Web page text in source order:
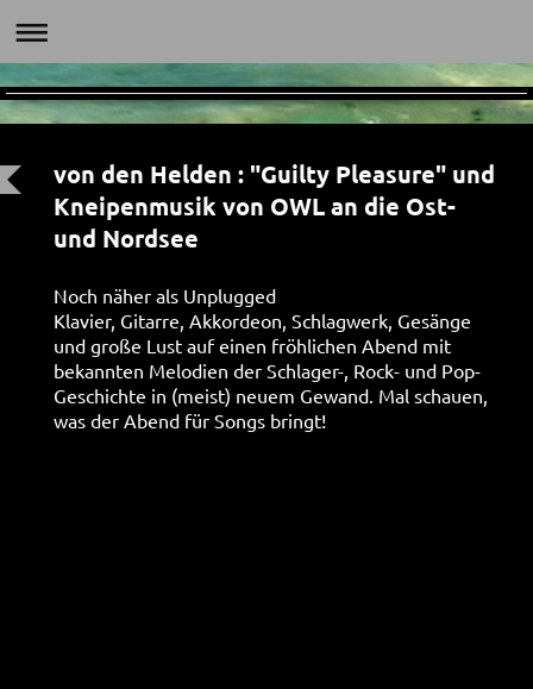
von den Helden : "Guilty Pleasure" und
Kneipenmusik von OWL an die Ost-
und Nordsee
Noch näher als Unplugged
Klavier, Gitarre, Akkordeon, Schlagwerk, Gesänge
und große Lust auf einen fröhlichen Abend mit
bekannten Melodien der Schlager-, Rock- und Pop-
Geschichte in (meist) neuem Gewand. Mal schauen,
was der Abend für Songs bringt!